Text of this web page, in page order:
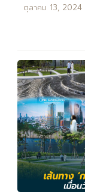
ตุลาคม 13, 2024